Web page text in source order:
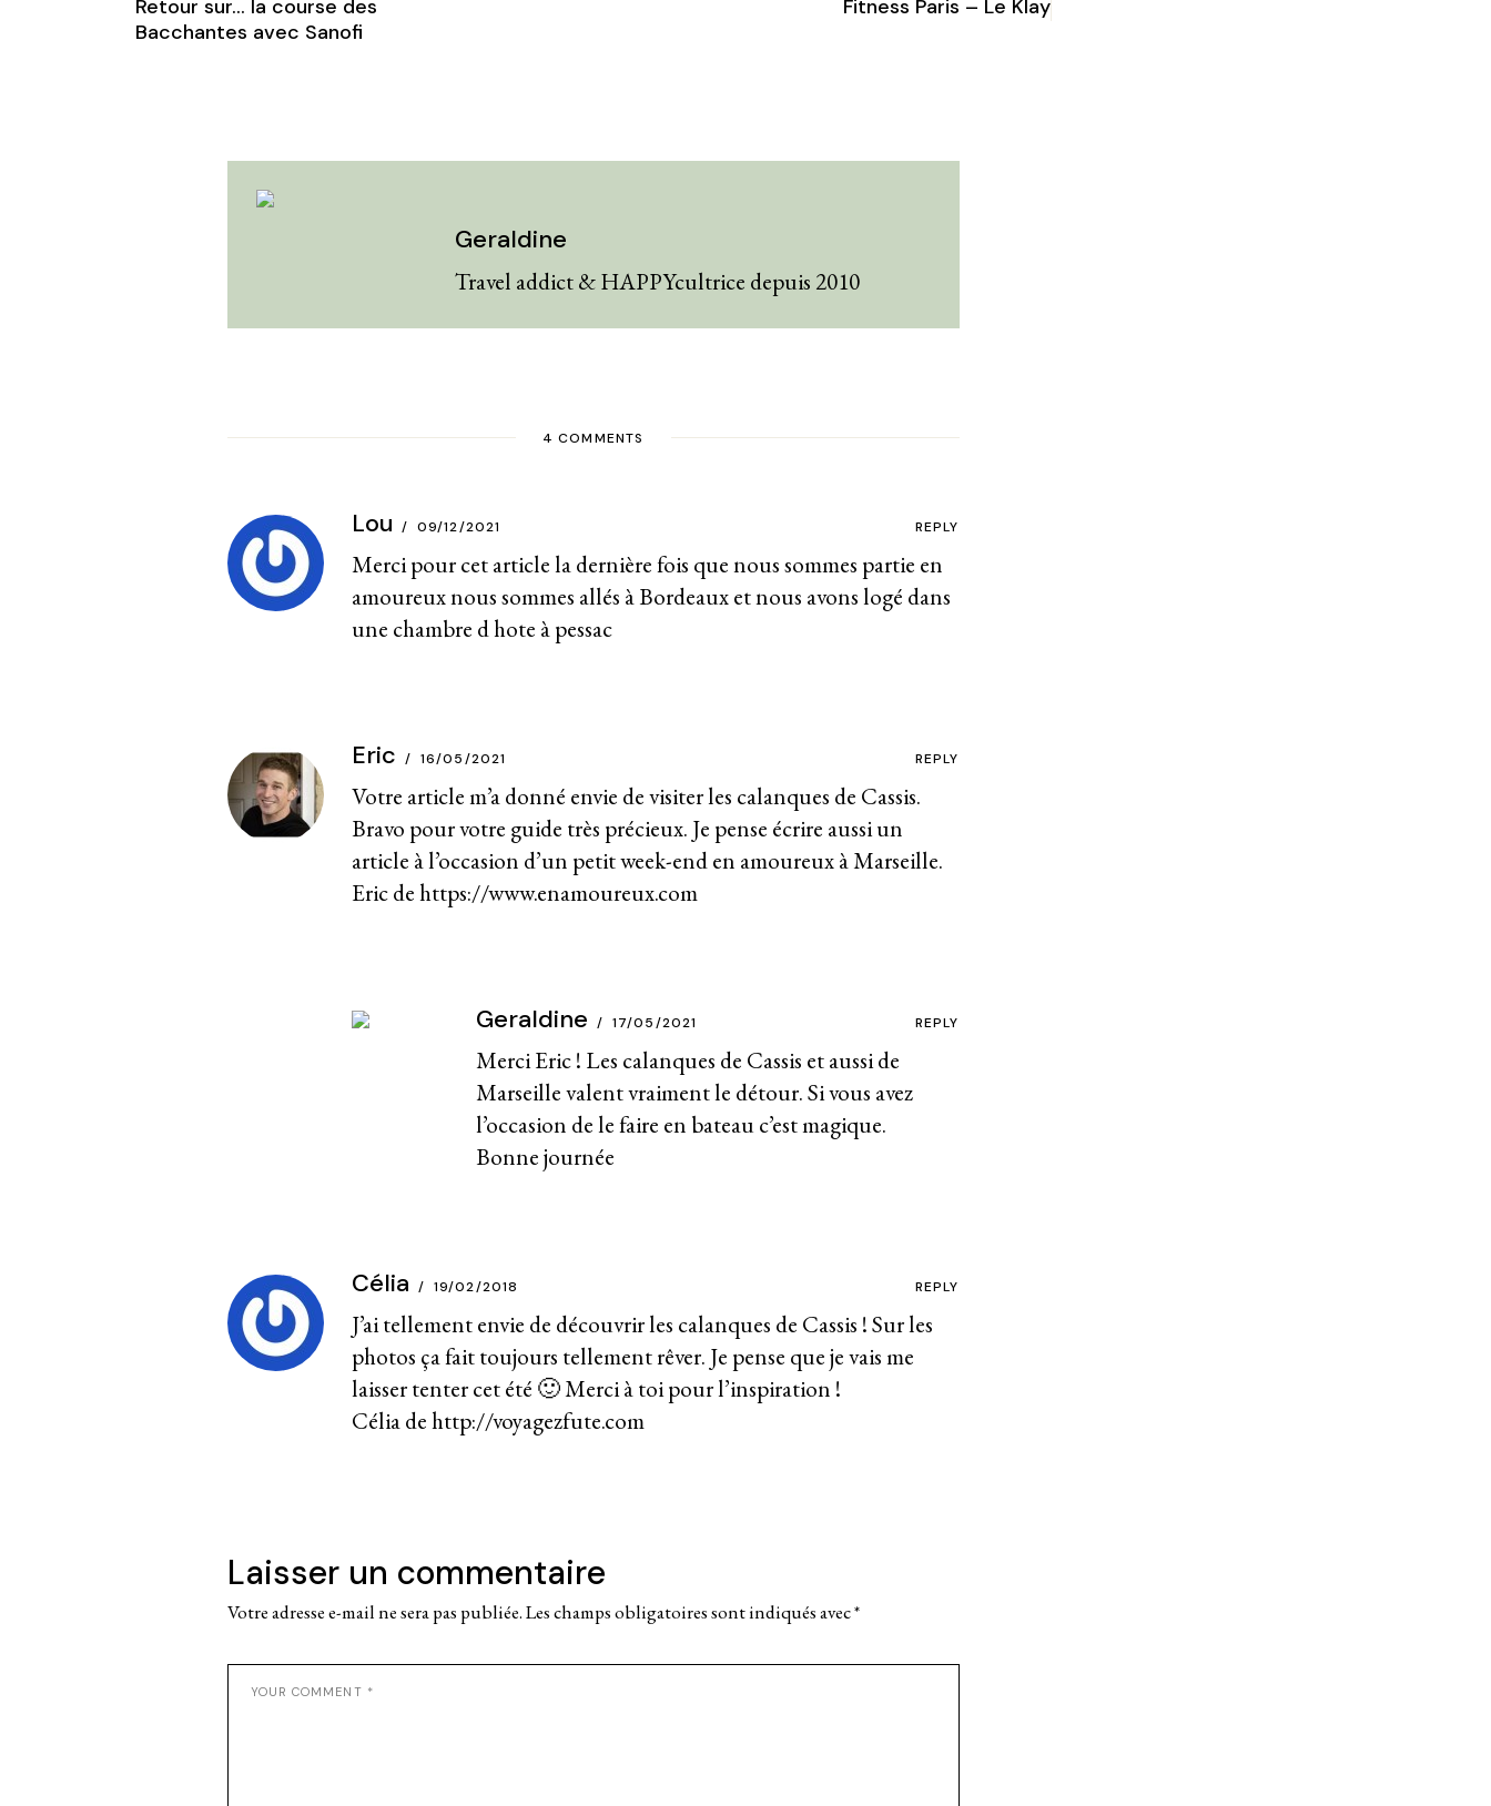
Retour sur… la course des
Bacchantes avec Sanofi
Fitness Paris – Le Klay
Geraldine
Travel addict & HAPPYcultrice depuis 2010
4 COMMENTS
Lou 09/12/2021
Merci pour cet article la dernière fois que nous sommes partie en
amoureux nous sommes allés à Bordeaux et nous avons logé dans
une chambre d hote à pessac
REPLY
Eric 16/05/2021
Votre article m’a donné envie de visiter les calanques de Cassis.
Bravo pour votre guide très précieux. Je pense écrire aussi un
article à l’occasion d’un petit week-end en amoureux à Marseille.
Eric dehttps://www.enamoureux.com
REPLY
Geraldine 17/05/2021
Merci Eric ! Les calanques de Cassis et aussi de
Marseille valent vraiment le détour. Si vous avez
l’occasion de le faire en bateau c’est magique.
Bonne journée
REPLY
Célia 19/02/2018
J’ai tellement envie de découvrir les calanques de Cassis ! Sur les
photos ça fait toujours tellement rêver. Je pense que je vais me
laisser tenter cet été 🙂 Merci à toi pour l’inspiration !
Célia dehttp://voyagezfute.com
REPLY
Laisser un commentaire
Votre adresse e-mail ne sera pas publiée.Les champs obligatoires sont indiqués avec*